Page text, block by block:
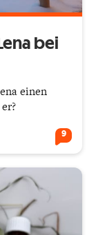
bei
einen
9